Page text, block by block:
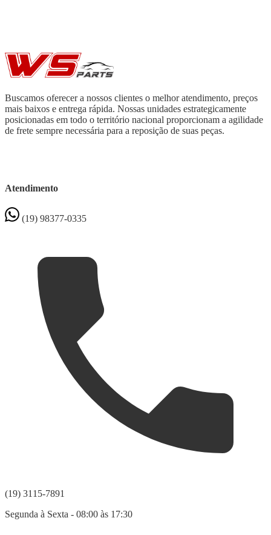
Buscamos oferecer a nossos clientes o melhor atendimento, preços
mais baixos e entrega rápida. Nossas unidades estrategicamente
posicionadas em todo o território nacional proporcionam a agilidade
de frete sempre necessária para a reposição de suas peças.
Atendimento
(19) 98377-0335
(19) 3115-7891
Segunda à Sexta - 08:00 às 17:30